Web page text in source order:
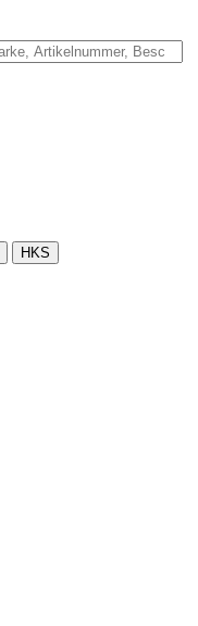
HKS